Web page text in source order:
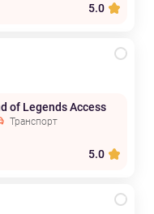
5.0
of Legends Access
Транспорт
5.0